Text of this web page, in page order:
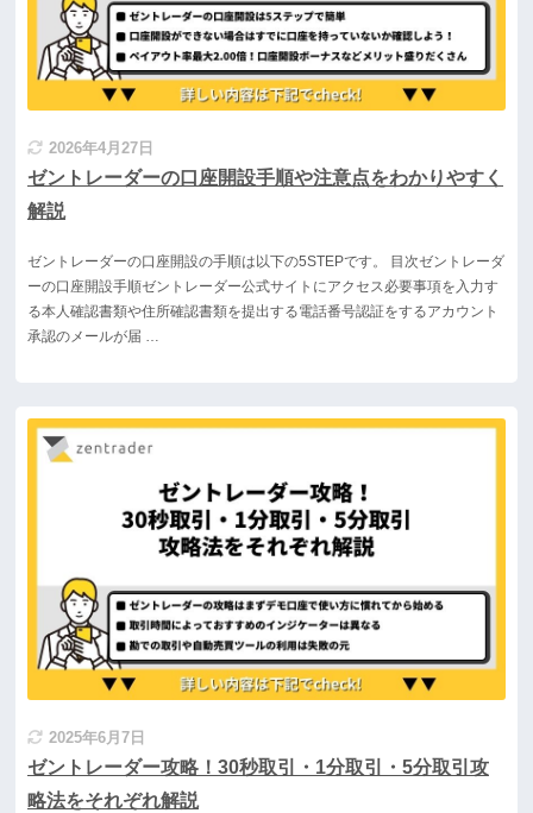
2026年4月27日
ゼントレーダーの口座開設手順や注意点をわかりやすく
解説
ゼントレーダーの口座開設の手順は以下の5STEPです。 目次ゼントレーダ
ーの口座開設手順ゼントレーダー公式サイトにアクセス必要事項を入力す
る本人確認書類や住所確認書類を提出する電話番号認証をするアカウント
承認のメールが届 …
2025年6月7日
ゼントレーダー攻略！30秒取引・1分取引・5分取引攻
略法をそれぞれ解説